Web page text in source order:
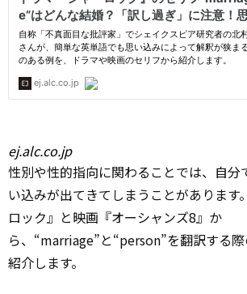
ej.alc.co.jp
性別や性的指向に関わることでは、自分
い込みが出てきてしまうことがあります。
ロック』と映画『オーシャンズ8』か
ら、“marriage”と“person”を翻訳する
紹介します。